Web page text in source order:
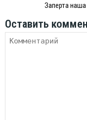
Заперта
Оставить